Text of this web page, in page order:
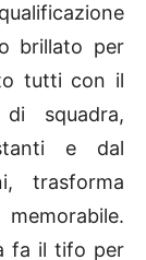
brillato per
tutti con il
squadra,
e dal
trasforma
memorabile.
fa il tifo per